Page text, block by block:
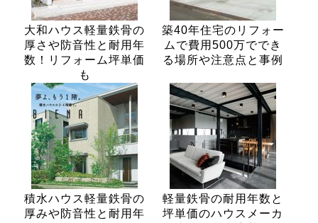
大和ハウス軽量鉄骨の
厚さや防音性と耐用年
数！リフォーム坪単価
も
築40年住宅のリフォー
ムで費用500万ででき
る場所や注意点と事例
積水ハウス軽量鉄骨の
厚みや防音性と耐用年
軽量鉄骨の耐用年数と
坪単価のハウスメーカ